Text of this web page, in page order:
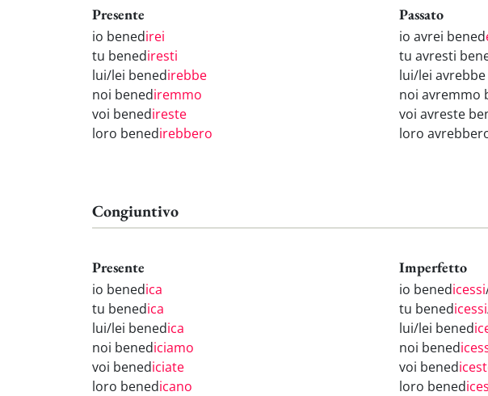
Presente
io benedirei
tu benediresti
lui/lei benedirebbe
noi benediremmo
voi benedireste
loro benedirebbero
Passato
io avrei bened
tu avresti
lui/lei
noi avremmo
voi avreste
loro
Congiuntivo
Presente
io benedica
tu benedica
lui/lei benedica
noi benediciamo
voi benediciate
loro benedicano
Imperfetto
io benedicessi
tu benedicessi
lui/lei bened
noi bened
voi bened
loro bened